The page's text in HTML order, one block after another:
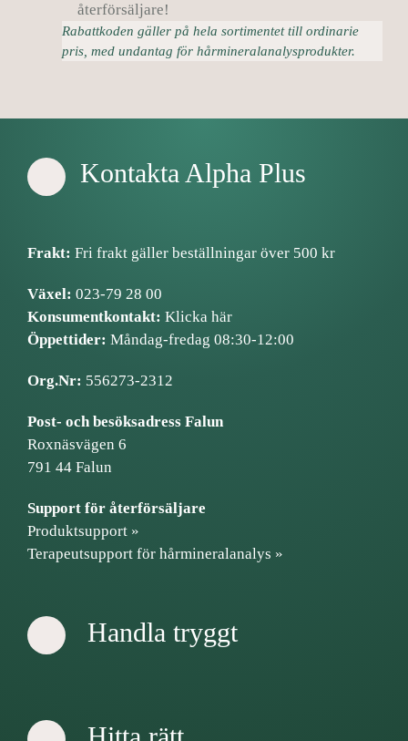
återförsäljare!
Rabattkoden gäller på hela sortimentet till ordinarie
pris, med undantag för hårmineralanalysprodukter.
Kontakta Alpha Plus
Frakt: Fri frakt gäller beställningar över 500 kr
Växel: 023-79 28 00
Konsumentkontakt: Klicka här
Öppettider: Måndag-fredag 08:30-12:00
Org.Nr: 556273-2312
Post- och besöksadress Falun
Roxnäsvägen 6
791 44 Falun
Support för återförsäljare
Produktsupport »
Terapeutsupport för hårmineralanalys »
Handla tryggt